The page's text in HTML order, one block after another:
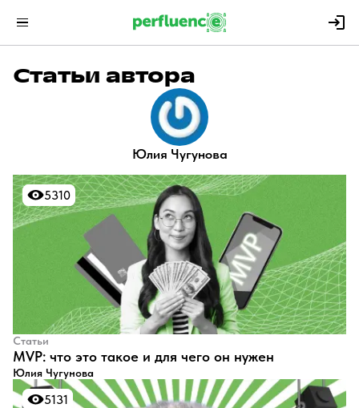
Статьи автора
Юлия Чугунова
5310
5310
Статьи
MVP: что это такое и для чего он нужен
Юлия Чугунова
5131
5131